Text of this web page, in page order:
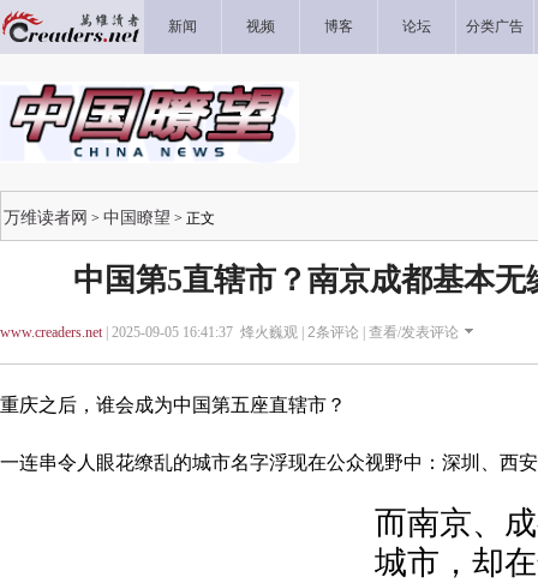
新闻 视频 博客 论坛 分类广告
万维读者网 > 中国瞭望 > 正文
中国第5直辖市？南京成都基本无
www.creaders.net| 2025-09-05 16:41:37 烽火巍观 | 2条评论 | 查看/发表评论
重庆之后，谁会成为中国第五座直辖市？
一连串令人眼花缭乱的城市名字浮现在公众视野中：深圳、
而南京、
城市，却